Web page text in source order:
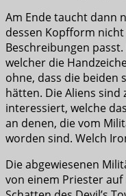
Am Ende taucht dann
dessen Kopfform
Beschreibungen
welcher die
ohne, dass die beiden
hätten. Die Aliens sind
interessiert, welche
an denen, die vom
worden sind. Welch
Die abgewiesenen
von einem Priester